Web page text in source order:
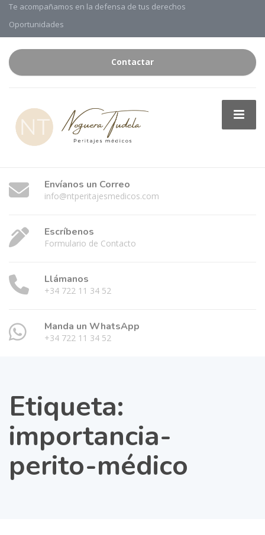
Te acompañamos en la defensa de tus derechos
Oportunidades
Contactar
Envíanos un Correo
info@ntperitajesmedicos.com
Escríbenos
Formulario de Contacto
Llámanos
+34 722 11 34 52
Manda un WhatsApp
+34 722 11 34 52
Etiqueta:
importancia-
perito-médico